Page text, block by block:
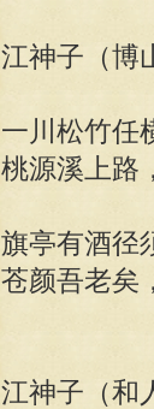
江神子（博
一川松竹任
桃源溪上路
旗亭有酒径
苍颜吾老矣
江神子（和